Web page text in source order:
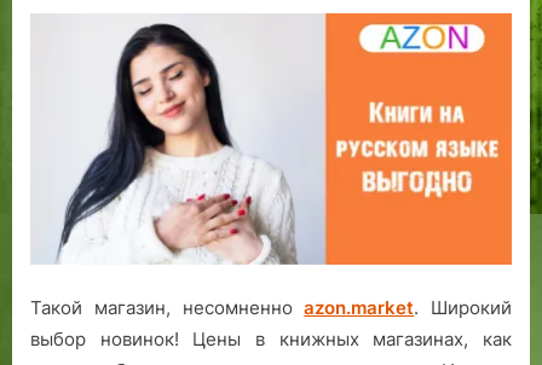
Такой магазин, несомненноazon.market. Широкий
выбор новинок! Цены в книжных магазинах, как